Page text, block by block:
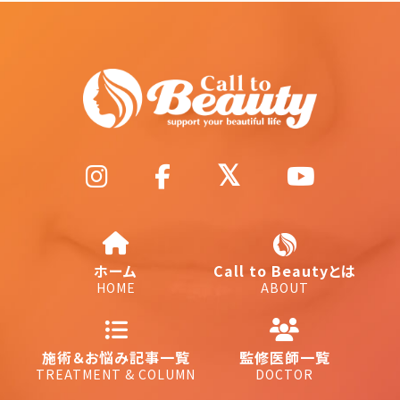
ホーム
HOME
Call to Beautyとは
ABOUT
施術＆お悩み記事一覧
TREATMENT & COLUMN
監修医師一覧
DOCTOR